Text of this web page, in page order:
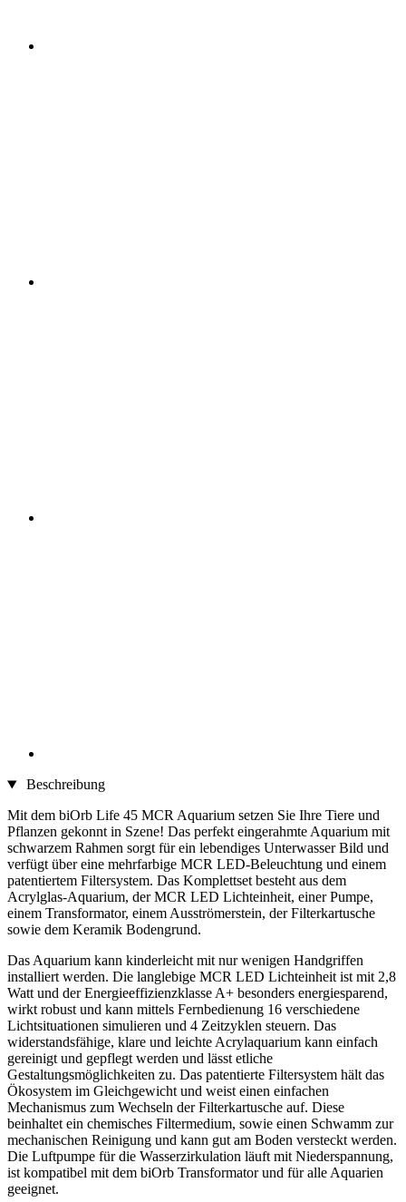
Beschreibung
Mit dem biOrb Life 45 MCR Aquarium setzen Sie Ihre Tiere und
Pflanzen gekonnt in Szene! Das perfekt eingerahmte Aquarium mit
schwarzem Rahmen sorgt für ein lebendiges Unterwasser Bild und
verfügt über eine mehrfarbige MCR LED-Beleuchtung und einem
patentiertem Filtersystem. Das Komplettset besteht aus dem
Acrylglas-Aquarium, der MCR LED Lichteinheit, einer Pumpe,
einem Transformator, einem Ausströmerstein, der Filterkartusche
sowie dem Keramik Bodengrund.
Das Aquarium kann kinderleicht mit nur wenigen Handgriffen
installiert werden. Die langlebige MCR LED Lichteinheit ist mit 2,8
Watt und der Energieeffizienzklasse A+ besonders energiesparend,
wirkt robust und kann mittels Fernbedienung 16 verschiedene
Lichtsituationen simulieren und 4 Zeitzyklen steuern. Das
widerstandsfähige, klare und leichte Acrylaquarium kann einfach
gereinigt und gepflegt werden und lässt etliche
Gestaltungsmöglichkeiten zu. Das patentierte Filtersystem hält das
Ökosystem im Gleichgewicht und weist einen einfachen
Mechanismus zum Wechseln der Filterkartusche auf. Diese
beinhaltet ein chemisches Filtermedium, sowie einen Schwamm zur
mechanischen Reinigung und kann gut am Boden versteckt werden.
Die Luftpumpe für die Wasserzirkulation läuft mit Niederspannung,
ist kompatibel mit dem biOrb Transformator und für alle Aquarien
geeignet.